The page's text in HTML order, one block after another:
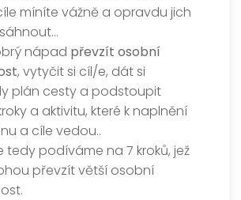
míníte vážně a opravdu jich
nápad převzít osobní
, vytyčit si cíl/e, dát si
plán cesty a podstoupit
a aktivitu, které k naplnění
a cíle vedou..
tedy podíváme na 7 kroků, jež
převzít větší osobní